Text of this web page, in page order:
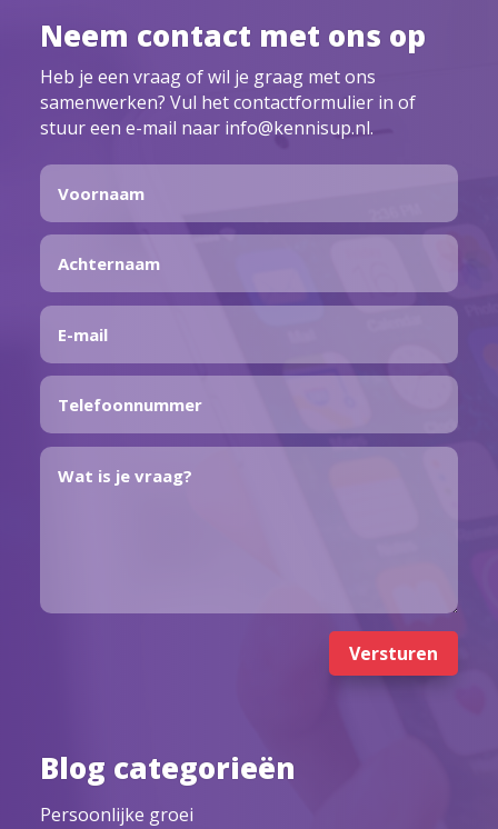
Neem contact met ons op
Heb je een vraag of wil je graag met ons
samenwerken? Vul het contactformulier in of
stuur een e-mail naar info@kennisup.nl.
Versturen
Blog categorieën
Persoonlijke groei